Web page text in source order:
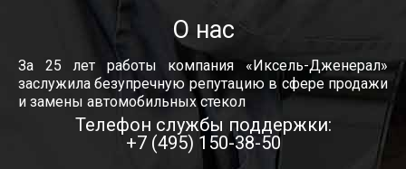
О нас
За 25 лет работы компания «Иксель-Дженерал»
заслужила безупречную репутацию в сфере продажи
и замены автомобильных стекол
Телефон службы поддержки:
+7 (495) 150-38-50